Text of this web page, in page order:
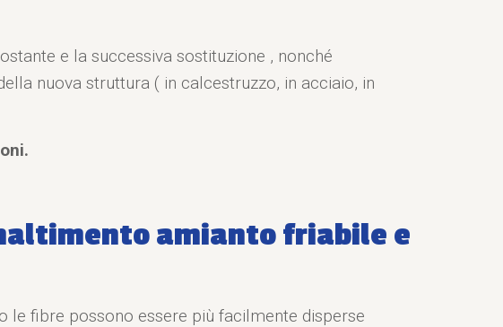
e la successiva sostituzione , nonché
nuova struttura ( in calcestruzzo, in acciaio, in
amianto friabile e
le fibre possono essere più facilmente disperse